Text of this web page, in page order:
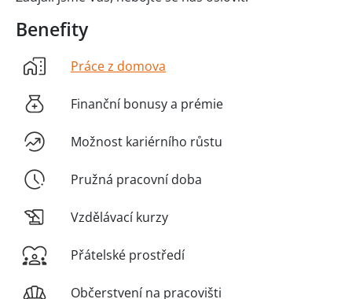
Benefity
Práce z domova
Finanční bonusy a prémie
Možnost kariérního růstu
Pružná pracovní doba
Vzdělávací kurzy
Přátelské prostředí
Občerstvení na pracovišti